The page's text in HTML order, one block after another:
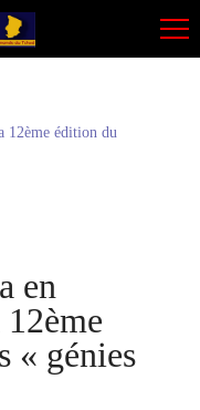
12ème édition du
en
« génies